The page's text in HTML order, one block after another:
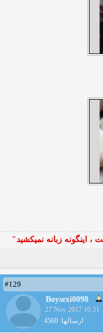
زبانه نميكشيد"
#129
Boysexi0098
27 Nov 2017 10:31
ارسالها: 4560